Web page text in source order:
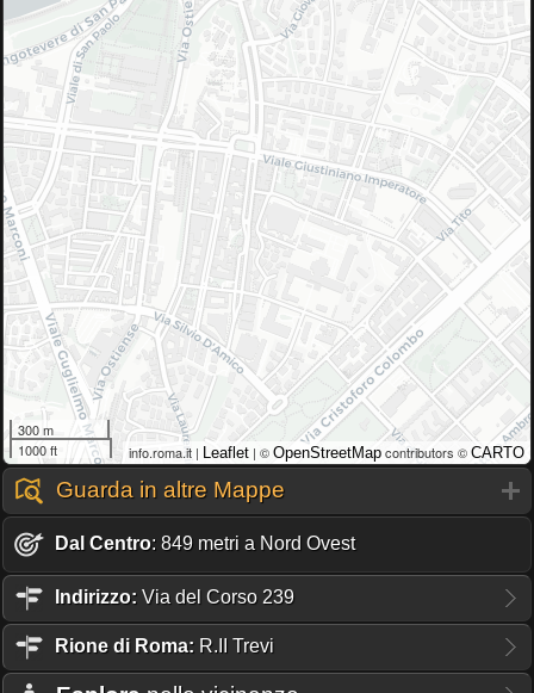
300 m
1000 ft
info.roma.it | Leaflet | © OpenStreetMap contributors © CARTO
Guarda in altre Mappe
Dal Centro: 849 metri a Nord Ovest
Indirizzo: Via del Corso 239
Rione di Roma: R.II Trevi